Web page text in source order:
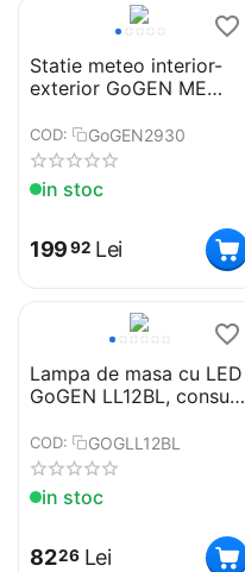
Statie meteo interior-
exterior GoGEN ME
fara fir, LCD color
COD: GoGEN2930
in stoc
19992 Lei
Lampa de masa cu LED
GoGEN LL12BL, consum
albastru
COD: GOGLL12BL
in stoc
8226 Lei